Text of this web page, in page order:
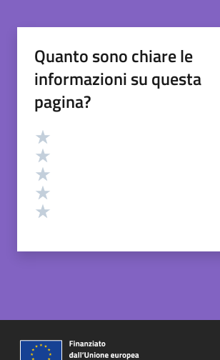
Quanto sono chiare le
informazioni su questa
pagina?
Valutazione